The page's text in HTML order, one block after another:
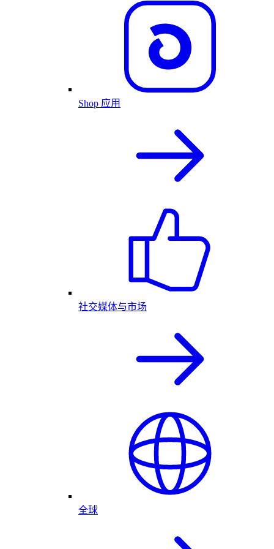
Shop 应用
社交媒体与市场
全球